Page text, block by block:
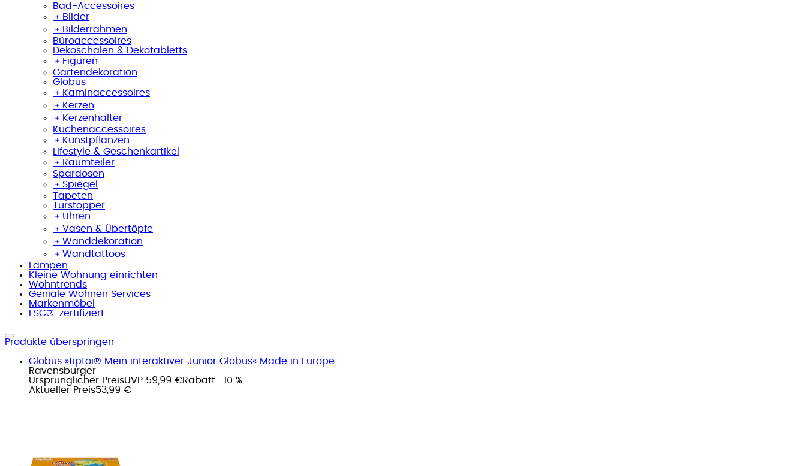
Bad-Accessoires
﹢ Bilder
﹢ Bilderrahmen
Büroaccessoires
Dekoschalen & Dekotabletts
﹢ Figuren
Gartendekoration
Globus
﹢ Kaminaccessoires
﹢ Kerzen
﹢ Kerzenhalter
Küchenaccessoires
﹢ Kunstpflanzen
Lifestyle & Geschenkartikel
﹢ Raumteiler
Spardosen
﹢ Spiegel
Tapeten
Türstopper
﹢ Uhren
﹢ Vasen & Übertöpfe
﹢ Wanddekoration
﹢ Wandtattoos
Lampen
Kleine Wohnung einrichten
Wohntrends
Geniale Wohnen Services
Markenmöbel
FSC®-zertifiziert
Produkte überspringen
Globus »tiptoi® Mein interaktiver Junior Globus« Made in Europe
Ravensburger
Ursprünglicher PreisUVP 59,99 €Rabatt- 10 %
Aktueller Preis53,99 €